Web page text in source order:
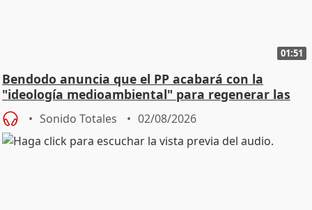
01:51
Bendodo anuncia que el PP acabará con la
"ideología medioambiental" para regenerar las
playas
Sonido Totales 02/08/2026